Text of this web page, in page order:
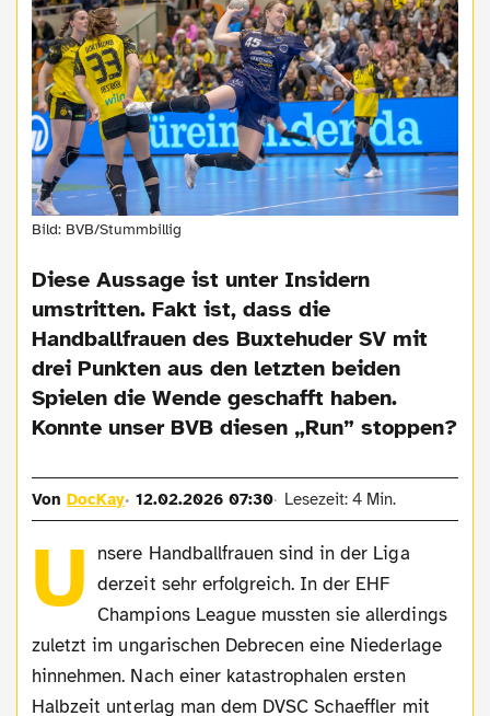
Bild: BVB/Stummbillig
Diese Aussage ist unter Insidern
umstritten. Fakt ist, dass die
Handballfrauen des Buxtehuder SV mit
drei Punkten aus den letzten beiden
Spielen die Wende geschafft haben.
Konnte unser BVB diesen „Run” stoppen?
VonDocKay 12.02.2026 07:30 Lesezeit: 4 Min.
U
nsere Handballfrauen sind in der Liga
derzeit sehr erfolgreich. In der EHF
Champions League mussten sie allerdings
zuletzt im ungarischen Debrecen eine Niederlage
hinnehmen. Nach einer katastrophalen ersten
Halbzeit unterlag man dem DVSC Schaeffler mit